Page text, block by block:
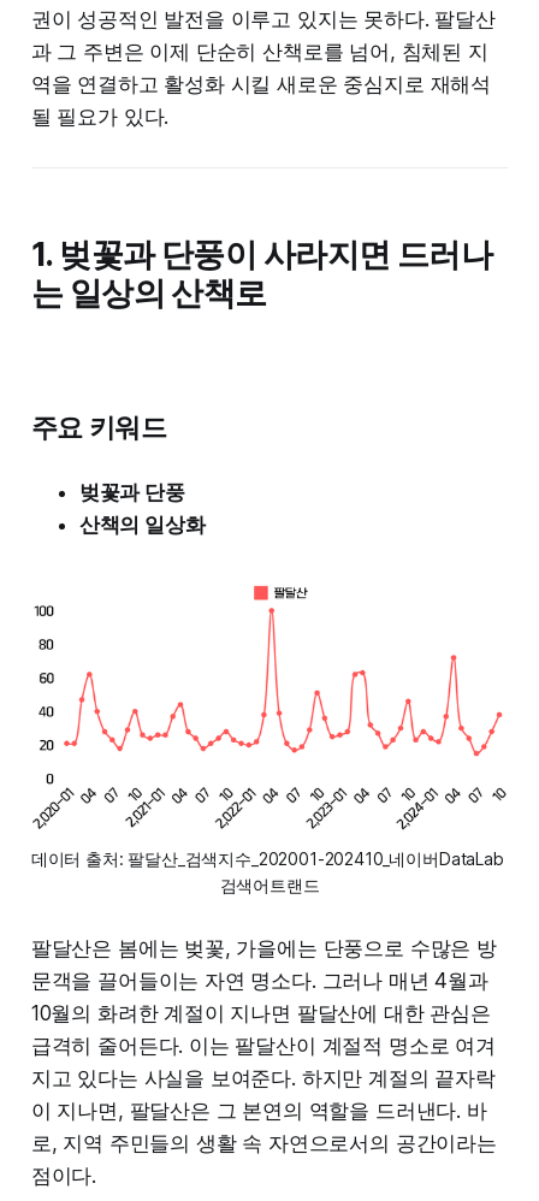
권이 성공적인 발전을 이루고 있지는 못하다. 팔달산
과 그 주변은 이제 단순히 산책로를 넘어, 침체된 지
역을 연결하고 활성화 시킬 새로운 중심지로 재해석
될 필요가 있다.
1. 벚꽃과 단풍이 사라지면 드러나
는 일상의 산책로
주요 키워드
벚꽃과 단풍
산책의 일상화
데이터 출처: 팔달산_검색지수_202001-202410_네이버DataLab
검색어트랜드
팔달산은 봄에는 벚꽃, 가을에는 단풍으로 수많은 방
문객을 끌어들이는 자연 명소다. 그러나 매년 4월과
10월의 화려한 계절이 지나면 팔달산에 대한 관심은
급격히 줄어든다. 이는 팔달산이 계절적 명소로 여겨
지고 있다는 사실을 보여준다. 하지만 계절의 끝자락
이 지나면, 팔달산은 그 본연의 역할을 드러낸다. 바
로, 지역 주민들의 생활 속 자연으로서의 공간이라는
점이다.